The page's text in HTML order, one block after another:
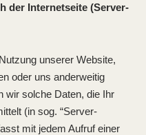
der Internetseite (Server-
unserer Website,
oder uns anderweitig
wir solche Daten, die Ihr
(in sog. “Server-
mit jedem Aufruf einer